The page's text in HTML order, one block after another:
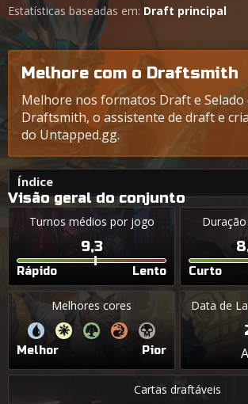
Estatísticas baseadas em: Draft principal
Melhore com o Draftsmith
Melhore nos formatos Draft e Selado
Draftsmith, o assistente de draft e
do Untapped.gg.
Índice
Visão geral do conjunto
Turnos médios por jogo
9,3
Rápido Lento Curto
Melhores cores
Melhor Pior
Data de
Cartas draftáveis